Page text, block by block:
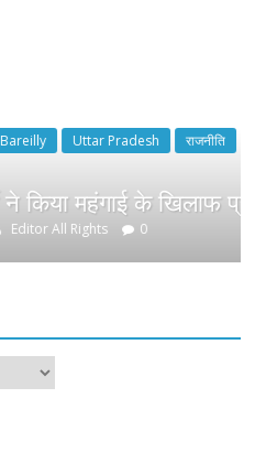
Uttar Pradesh राजनीति
हॉट
महंगाई के खिलाफ प्रदर्शन
Rights 0